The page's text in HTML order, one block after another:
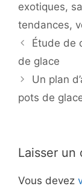
exotiques,
tendances,
Étude de
de glace
Un plan
pots de
Laisser un
Vous devez